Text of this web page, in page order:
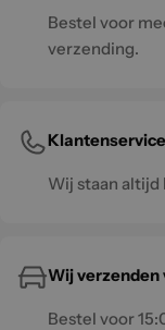
Bestel voor
verzending.
Klantenservice
Wij staan altijd
Wij verzenden
Bestel voor